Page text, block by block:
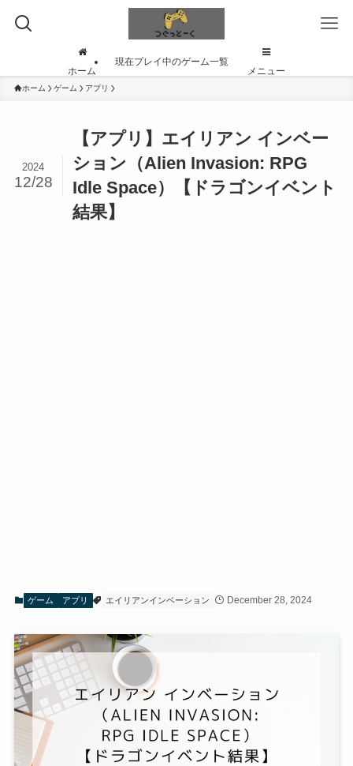
ホーム
現在プレイ中のゲーム一覧
メニュー
ホーム ゲーム アプリ
【アプリ】エイリアン インベー
ション（Alien Invasion: RPG
Idle Space）【ドラゴンイベント
結果】
2024
12/28
ゲーム アプリ エイリアンインベーション December 28, 2024